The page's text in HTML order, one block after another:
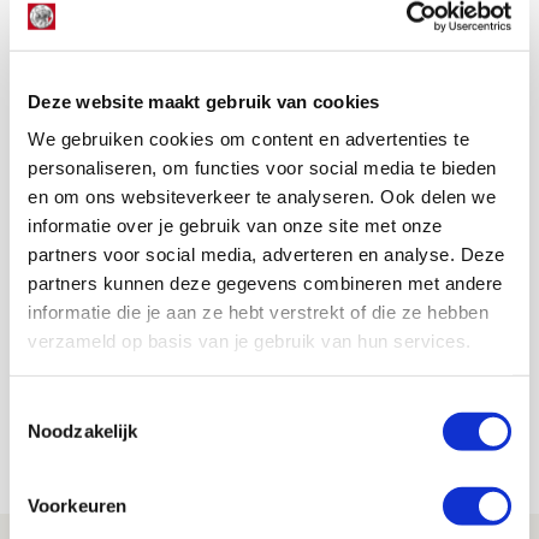
Deze website maakt gebruik van cookies
We gebruiken cookies om content en advertenties te
personaliseren, om functies voor social media te bieden
en om ons websiteverkeer te analyseren. Ook delen we
informatie over je gebruik van onze site met onze
partners voor social media, adverteren en analyse. Deze
partners kunnen deze gegevens combineren met andere
informatie die je aan ze hebt verstrekt of die ze hebben
verzameld op basis van je gebruik van hun services.
Noodzakelijk
Voorkeuren
Blind viert feest met Zuid
De Ajacieden bleken in de slotfase toch nog in staat een
linkervleugel met een bekeken voorzet bij de tweede paal
het hoofd van de geheel vrijstaande Daley Blind vond. Zijn
kopbal belandde met een stuit achter Boer tot grote
ontlading van Blind en alles en iedereen met een Ajaxhart
in de Johan Cruijff Arena.
Sander Zeldenrijk
Bekijk alle berichten van Sander
Zeldenrijk